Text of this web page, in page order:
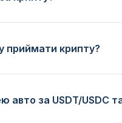
приймати крипту?
авто за USDT/USDC